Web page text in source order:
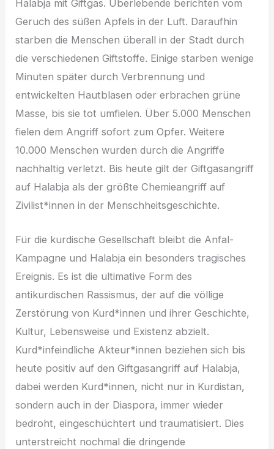
Halabja mit Giftgas. Überlebende berichten vom
Geruch des süßen Apfels in der Luft. Daraufhin
starben die Menschen überall in der Stadt durch
die verschiedenen Giftstoffe. Einige starben wenige
Minuten später durch Verbrennung und
entwickelten Hautblasen oder erbrachen grüne
Masse, bis sie tot umfielen. Über 5.000 Menschen
fielen dem Angriff sofort zum Opfer. Weitere
10.000 Menschen wurden durch die Angriffe
nachhaltig verletzt. Bis heute gilt der Giftgasangriff
auf Halabja als der größte Chemieangriff auf
Zivilist*innen in der Menschheitsgeschichte.
Für die kurdische Gesellschaft bleibt die Anfal-
Kampagne und Halabja ein besonders tragisches
Ereignis. Es ist die ultimative Form des
antikurdischen Rassismus, der auf die völlige
Zerstörung von Kurd*innen und ihrer Geschichte,
Kultur, Lebensweise und Existenz abzielt.
Kurd*infeindliche Akteur*innen beziehen sich bis
heute positiv auf den Giftgasangriff auf Halabja,
dabei werden Kurd*innen, nicht nur in Kurdistan,
sondern auch in der Diaspora, immer wieder
bedroht, eingeschüchtert und traumatisiert. Dies
unterstreicht nochmal die dringende